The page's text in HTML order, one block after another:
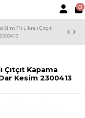
0
Slim Fit Likralı Çıtçıt
Çıtçıt Kapama
Kesim 2300413